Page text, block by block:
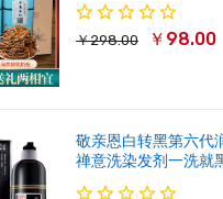
￥298.00 ￥98.00
敬亲恩白转黑第六代
禅意洗染发剂一洗就